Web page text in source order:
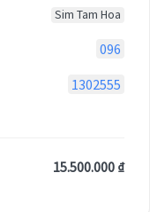
Sim Tam Hoa
096
1302555
15.500.000 ₫